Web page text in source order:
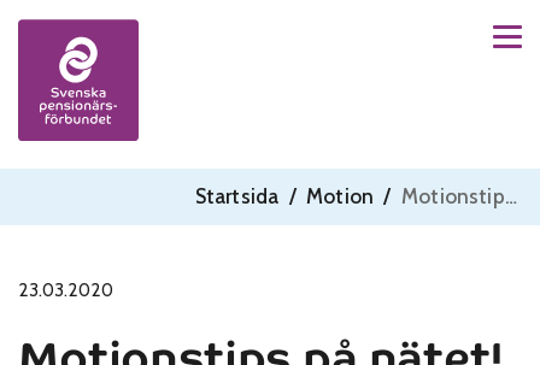
Skip to content
Startsida / Motion / Motionstips på nätet!
23.03.2020